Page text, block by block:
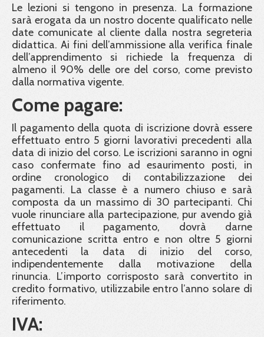
Le lezioni si tengono in presenza. La formazione
sarà erogata da un nostro docente qualificato nelle
date comunicate al cliente dalla nostra segreteria
didattica. Ai fini dell’ammissione alla verifica finale
dell’apprendimento si richiede la frequenza di
almeno il 90% delle ore del corso, come previsto
dalla normativa vigente.
Come pagare:
Il pagamento della quota di iscrizione dovrà essere
effettuato entro 5 giorni lavorativi precedenti alla
data di inizio del corso. Le iscrizioni saranno in ogni
caso confermate fino ad esaurimento posti, in
ordine cronologico di contabilizzazione dei
pagamenti. La classe è a numero chiuso e sarà
composta da un massimo di 30 partecipanti. Chi
vuole rinunciare alla partecipazione, pur avendo già
effettuato il pagamento, dovrà darne
comunicazione scritta entro e non oltre 5 giorni
antecedenti la data di inizio del corso,
indipendentemente dalla motivazione della
rinuncia. L’importo corrisposto sarà convertito in
credito formativo, utilizzabile entro l’anno solare di
riferimento.
IVA: